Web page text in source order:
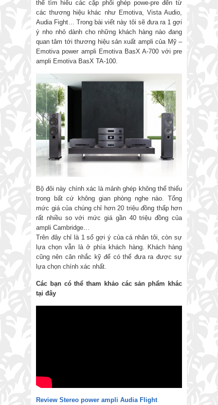
thể tìm hiểu các cặp phối ghép powe-pre đến từ
các thương hiệu khác như Emotiva, Vista Audio,
Audia Fight… Trong bài viết này tôi sẽ đưa ra 1 gợi
ý nho nhỏ dành cho những khách hàng nào đang
quan tâm tới thương hiệu sản xuất ampli của Mỹ –
Emotiva power ampli Emotiva BasX A-700 với pre
ampli Emotiva BasX TA-100.
Bộ đôi này chính xác là mảnh ghép không thể thiếu
trong bất cứ không gian phòng nghe nào. Tổng
mức giá của chúng chỉ hơn 20 triệu đồng thấp hơn
rất nhiều so với mức giá gần 40 triệu đồng của
ampli Cambridge…
Trên đây chỉ là 1 số gợi ý của cá nhân tôi, còn sự
lựa chọn vẫn là ở phía khách hàng. Khách hàng
cũng nên cân nhắc kỹ để có thể đưa ra được sự
lựa chọn chính xác nhất.
Các bạn có thể tham khảo các sản phẩm khác
tại đây
Review Stereo power ampli Audia Flight